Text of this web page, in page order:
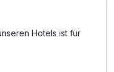
direkt am
Griebnitzsee lädt zu
Unternehmen Sie
Hotels ist für